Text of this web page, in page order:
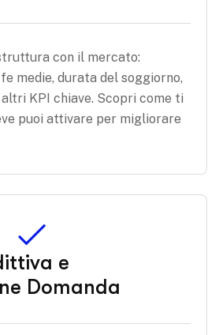
con il mercato:
medie, durata del soggiorno,
KPI chiave. Scopri come ti
puoi attivare per migliorare
e
Domanda